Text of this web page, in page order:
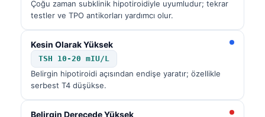
Çoğu zaman subklinik hipotiroidiyle uyumludur; tekrar
testler ve TPO antikorları yardımcı olur.
Kesin Olarak Yüksek
TSH 10-20 mIU/L
Belirgin hipotiroidi açısından endişe yaratır; özellikle
serbest T4 düşükse.
Belirgin Derecede Yüksek